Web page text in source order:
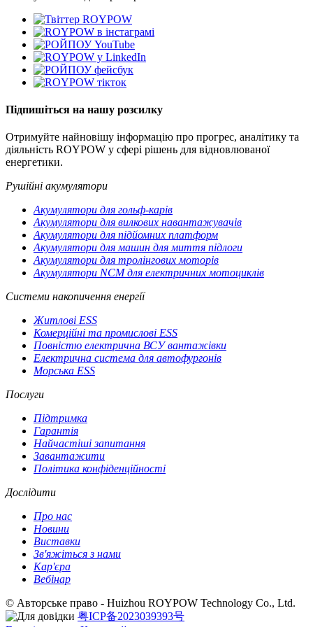
Підпишіться на нашу розсилку
Отримуйте найновішу інформацію про прогрес, аналітику та
діяльність ROYPOW у сфері рішень для відновлюваної
енергетики.
Рушійні акумулятори
Акумулятори для гольф-карів
Акумулятори для вилкових навантажувачів
Акумулятори для підйомних платформ
Акумулятори для машин для миття підлоги
Акумулятори для тролінгових моторів
Акумулятори NCM для електричних мотоциклів
Системи накопичення енергії
Житлові ESS
Комерційні та промислові ESS
Повністю електрична ВСУ вантажівки
Електрична система для автофургонів
Морська ESS
Послуги
Підтримка
Гарантія
Найчастіші запитання
Завантажити
Політика конфіденційності
Дослідити
Про нас
Новини
Виставки
Зв'яжіться з нами
Кар'єра
Вебінар
© Авторське право - Huizhou ROYPOW Technology Co., Ltd.
粤ICP备2023039393号